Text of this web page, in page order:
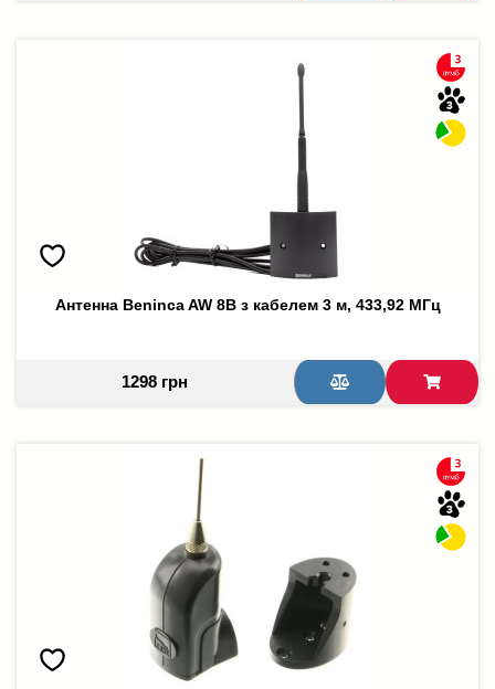
Антенна Beninca AW 8B з кабелем 3 м, 433,92 МГц
1298 грн